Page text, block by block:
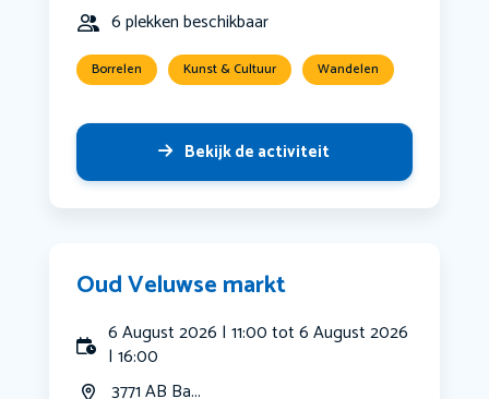
6 plekken beschikbaar
Borrelen Kunst & Cultuur Wandelen
Bekijk de activiteit
Oud Veluwse markt
6 August 2026 | 11:00 tot 6 August 2026
| 16:00
3771 AB Ba...